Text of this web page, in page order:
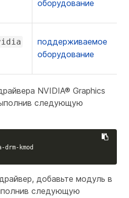
оборудование
поддерживаемое
оборудование
NVIDIA® Graphics
следующую
kmod
добавьте модуль в
следующую